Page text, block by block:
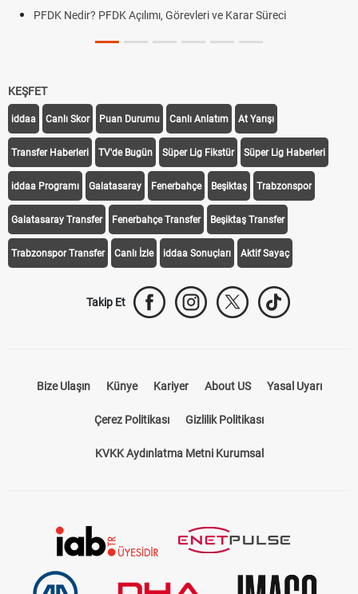
PFDK Açılımı, Görevleri ve Karar Süreci
DGS
KEŞFET
iddaa Canlı Skor Puan Durumu Canlı Anlatım At Yarışı
Transfer Haberleri TV'de Bugün Süper Lig Fikstür Süper Lig Haberleri
iddaa Programı Galatasaray Fenerbahçe Beşiktaş Trabzonspor
Galatasaray Transfer Fenerbahçe Transfer Beşiktaş Transfer
Trabzonspor Transfer Canlı İzle iddaa Sonuçları Aktif Sayaç